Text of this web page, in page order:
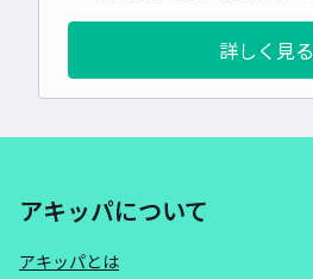
詳しく見る
アキッパについて
アキッパとは